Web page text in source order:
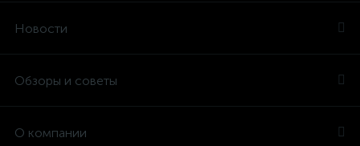
Новости
Обзоры и советы
О компании